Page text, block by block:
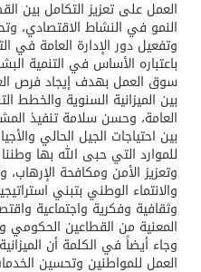
العمل على تعزيز التكامل بين
النمو في النشاط الاقتصادي،
وتفعيل دور الإدارة العامة في
باعتباره الأساس في التنمية
سوق العمل بهدف إيجاد فرص
بين الميزانية السنوية والخطط
العامة، وحسن سلامة تنفيذ
بين احتياجات الجيل الحالي
للموارد التي حبى الله بها
وتعزيز الأمن ومكافحة الإرهاب،
والانتماء الوطني بتبني
وثقافية وفكرية واجتماعية
المعنية من القطاعين الحكومي
وجاء أيضاً في الكلمة أن
العمل للمواطنين وتحسين